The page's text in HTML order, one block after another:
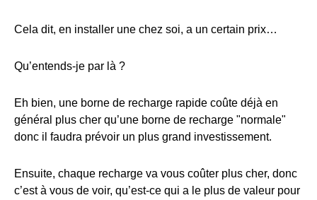
Cela dit, en installer une chez soi, a un certain prix…
Qu’entends-je par là ?
Eh bien, une borne de recharge rapide coûte déjà en
général plus cher qu’une borne de recharge "normale"
donc il faudra prévoir un plus grand investissement.
Ensuite, chaque recharge va vous coûter plus cher, donc
c’est à vous de voir, qu’est-ce qui a le plus de valeur pour